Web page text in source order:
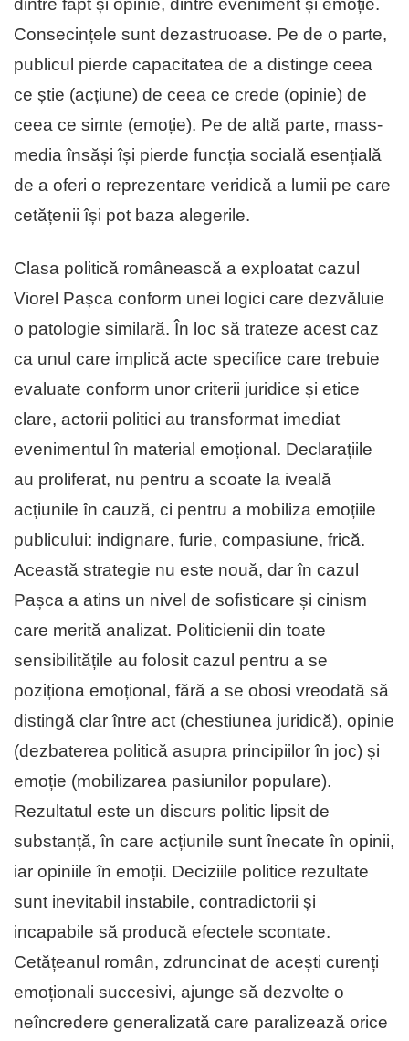
dintre fapt și opinie, dintre eveniment și emoție.
Consecințele sunt dezastruoase. Pe de o parte,
publicul pierde capacitatea de a distinge ceea
ce știe (acțiune) de ceea ce crede (opinie) de
ceea ce simte (emoție). Pe de altă parte, mass-
media însăși își pierde funcția socială esențială
de a oferi o reprezentare veridică a lumii pe care
cetățenii își pot baza alegerile.
Clasa politică românească a exploatat cazul
Viorel Pașca conform unei logici care dezvăluie
o patologie similară. În loc să trateze acest caz
ca unul care implică acte specifice care trebuie
evaluate conform unor criterii juridice și etice
clare, actorii politici au transformat imediat
evenimentul în material emoțional. Declarațiile
au proliferat, nu pentru a scoate la iveală
acțiunile în cauză, ci pentru a mobiliza emoțiile
publicului: indignare, furie, compasiune, frică.
Această strategie nu este nouă, dar în cazul
Pașca a atins un nivel de sofisticare și cinism
care merită analizat. Politicienii din toate
sensibilitățile au folosit cazul pentru a se
poziționa emoțional, fără a se obosi vreodată să
distingă clar între act (chestiunea juridică), opinie
(dezbaterea politică asupra principiilor în joc) și
emoție (mobilizarea pasiunilor populare).
Rezultatul este un discurs politic lipsit de
substanță, în care acțiunile sunt înecate în opinii,
iar opiniile în emoții. Deciziile politice rezultate
sunt inevitabil instabile, contradictorii și
incapabile să producă efectele scontate.
Cetățeanul român, zdruncinat de acești curenți
emoționali succesivi, ajunge să dezvolte o
neîncredere generalizată care paralizează orice